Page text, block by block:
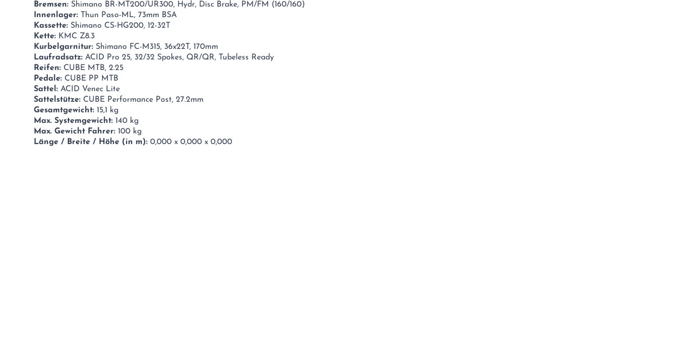
Bremsen: Shimano BR-MT200/UR300, Hydr, Disc Brake, PM/FM (160/160)
Innenlager: Thun Paso-ML, 73mm BSA
Kassette: Shimano CS-HG200, 12-32T
Kette: KMC Z8.3
Kurbelgarnitur: Shimano FC-M315, 36x22T, 170mm
Laufradsatz:ACID Pro 25, 32/32 Spokes, QR/QR, Tubeless Ready
Reifen: CUBE MTB, 2.25
Pedale: CUBE PP MTB
Sattel:ACID Venec Lite
Sattelstütze: CUBE Performance Post, 27.2mm
Gesamtgewicht:15,1 kg
Max. Systemgewicht:140 kg
Max. Gewicht Fahrer:100 kg
Länge / Breite / Höhe (in m):0,000 x 0,000 x 0,000